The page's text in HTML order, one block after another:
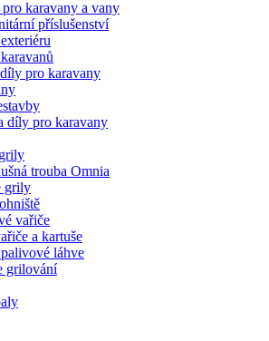
pro karavany a vany
příslušenství
pro karavany
díly pro karavany
trouba Omnia
grily
vařiče
a kartuše
láhve
grilování